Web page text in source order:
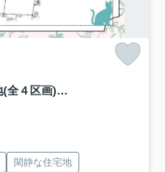
【土地】前橋市横手町１期 1号地(全４区画) 約８４坪
閑静な住宅地